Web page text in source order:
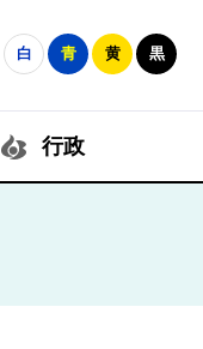
白 青 黄 黒
行政